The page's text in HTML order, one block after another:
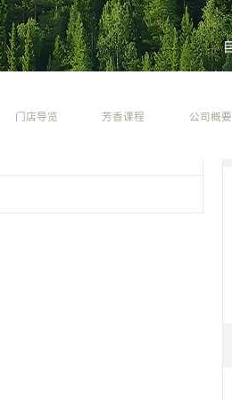
门店导览 芳香课程 公司概要